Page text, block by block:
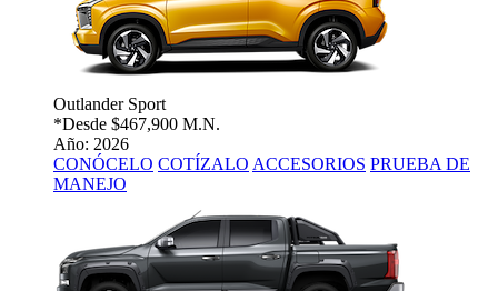
Outlander Sport
*Desde $467,900 M.N.
Año: 2026
CONÓCELO COTÍZALO ACCESORIOS PRUEBA DE
MANEJO